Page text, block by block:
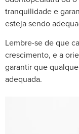
tranquilidade e
esteja sendo
Lembre-se de que
crescimento, e a
garantir que
adequada.